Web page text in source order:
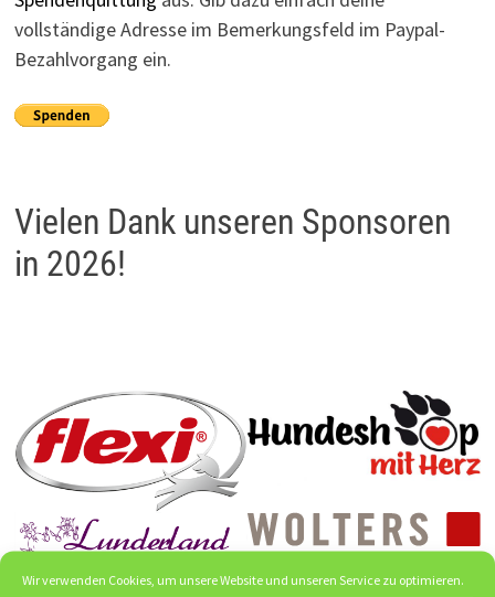
Wir verwenden Cookies, um unsere Website und unseren Service zu optimieren.
vollständige Adresse im Bemerkungsfeld im Paypal-
Bezahlvorgang ein.
Vielen Dank unseren Sponsoren
in 2026!